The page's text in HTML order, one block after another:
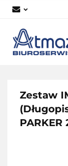
Zestaw
PARKER